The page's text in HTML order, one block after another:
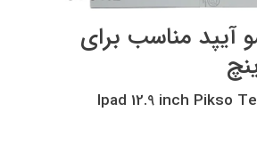
مناسب برای
Ipad 12.9 inch Pikso